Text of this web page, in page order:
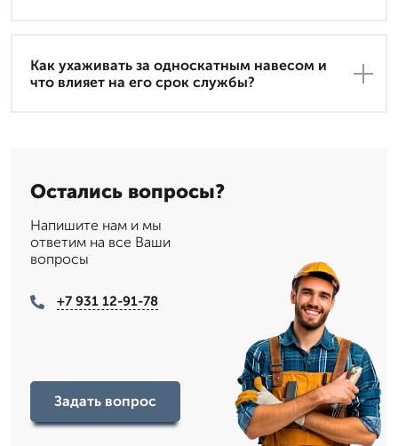
Как ухаживать за односкатным навесом и
что влияет на его срок службы?
Остались вопросы?
Напишите нам и мы
ответим на все Ваши
вопросы
+7 931 12-91-78
Задать вопрос